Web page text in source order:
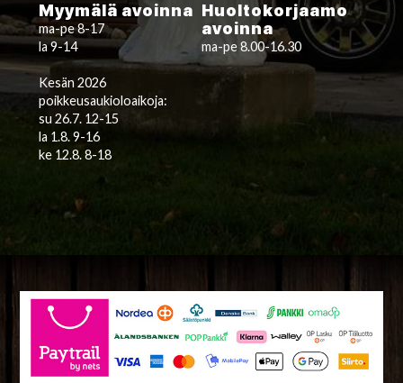
Myymälä avoinna
ma-pe 8-17
la 9-14
Kesän 2026
poikkeusaukioloaikoja:
su 26.7. 12-15
la 1.8. 9-16
ke 12.8. 8-18
Huoltokorjaamo
avoinna
ma-pe 8.00-16.30